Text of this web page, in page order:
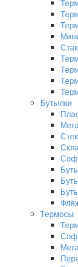
Бутылки
Термосы